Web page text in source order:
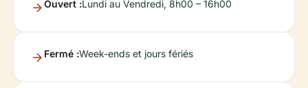
Ouvert :Lundi au Vendredi, 8h00 – 16h00
Fermé :Week-ends et jours fériés